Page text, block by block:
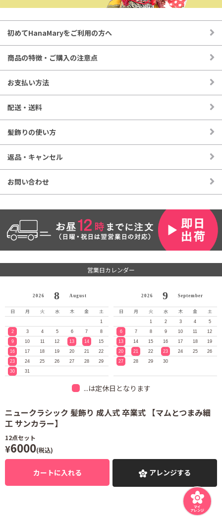
初めてHanaMaryをご利用の方へ
商品の特徴・ご購入の注意点
お支払い方法
配送・送料
髪飾りの使い方
返品・キャンセル
お問い合わせ
営業日カレンダー
2026 8 August
日 月 火 水 木 金 土
1
2
3 4 5 6 7
8
9
10 11 12 13 14
15
16
17 18 19 20 21
22
23
24 25 26 27 28
29
30
31
2026 9 September
日 月 火 水 木 金 土
1 2 3 4
5
6
7 8 9 10 11
12
13
14 15 16 17 18
19
20
21 22 23 24 25
26
27
28 29 30
...は定休日となります
ニュークラシック 髪飾り 成人式 卒業式 【マムとつまみ細
工 サンカラー】
12点セット
¥6000(税込)
アレンジする
カートに入れる
マイ
アレンジ